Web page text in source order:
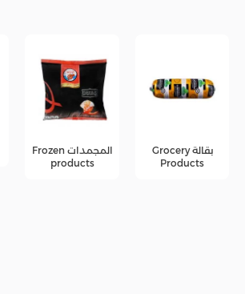
المجمدات Frozen
products
حلويات Candies